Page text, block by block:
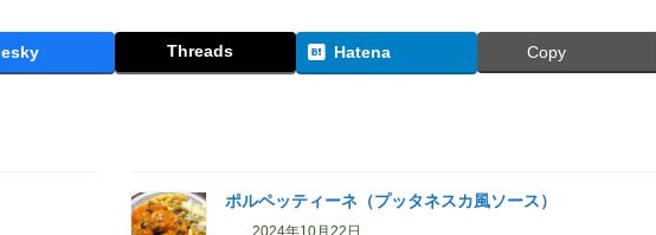
Threads Hatena Copy
ポルペッティーネ（プッタネスカ風ソース）
2024年10月22日